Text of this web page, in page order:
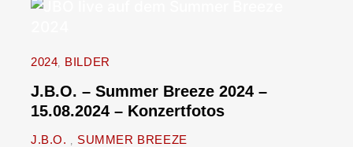
2024 BILDER
J.B.O. – Summer Breeze 2024 –
15.08.2024 – Konzertfotos
J.B.O. SUMMER BREEZE